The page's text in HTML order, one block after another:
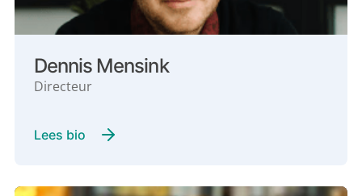
Dennis Mensink
Directeur
Lees bio